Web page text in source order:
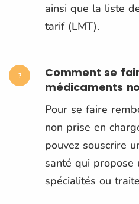
ainsi que la liste
tarif (LMT).
Comment se
médicaments
Pour se faire
non prise en
pouvez souscrire
santé qui
spécialités ou